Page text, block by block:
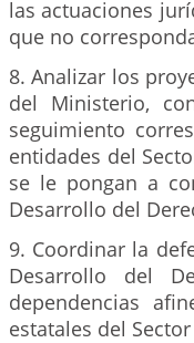
las actuaciones
que no
8. Analizar los
del Ministerio,
seguimiento
entidades del
se le pongan a
Desarrollo del
9. Coordinar la
Desarrollo del
dependencias
estatales del